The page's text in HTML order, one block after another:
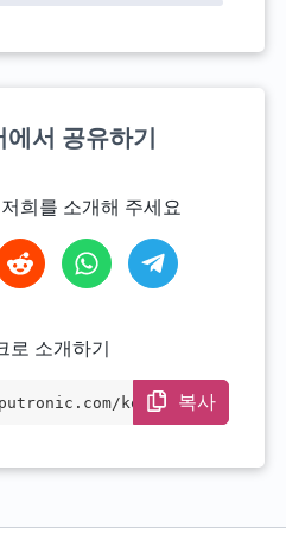
서 공유하기
희를 소개해 주세요
로 소개하기
ko/cpu/in
복사